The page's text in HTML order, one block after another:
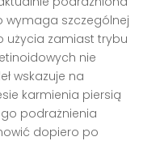
wymaga szczególnej
użycia zamiast trybu
nie
wskazuje na
karmienia piersią
podrażnienia
dopiero po